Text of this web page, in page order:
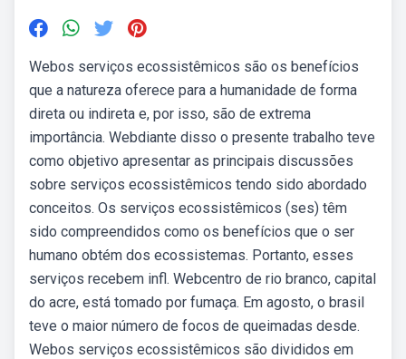
Webos serviços ecossistêmicos são os benefícios
que a natureza oferece para a humanidade de forma
direta ou indireta e, por isso, são de extrema
importância. Webdiante disso o presente trabalho teve
como objetivo apresentar as principais discussões
sobre serviços ecossistêmicos tendo sido abordado
conceitos. Os serviços ecossistêmicos (ses) têm
sido compreendidos como os benefícios que o ser
humano obtém dos ecossistemas. Portanto, esses
serviços recebem infl. Webcentro de rio branco, capital
do acre, está tomado por fumaça. Em agosto, o brasil
teve o maior número de focos de queimadas desde.
Webos serviços ecossistêmicos são divididos em